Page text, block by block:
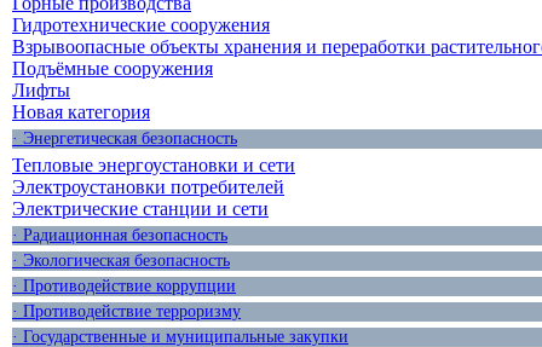
Гидротехнические сооружения
Взрывоопасные объекты хранения и переработки
Подъёмные сооружения
Лифты
Новая категория
· Энергетическая безопасность
Тепловые энергоустановки и сети
Электроустановки потребителей
Электрические станции и сети
· Радиационная безопасность
· Экологическая безопасность
· Противодействие коррупции
· Противодействие терроризму
· Государственные и муниципальные закупки